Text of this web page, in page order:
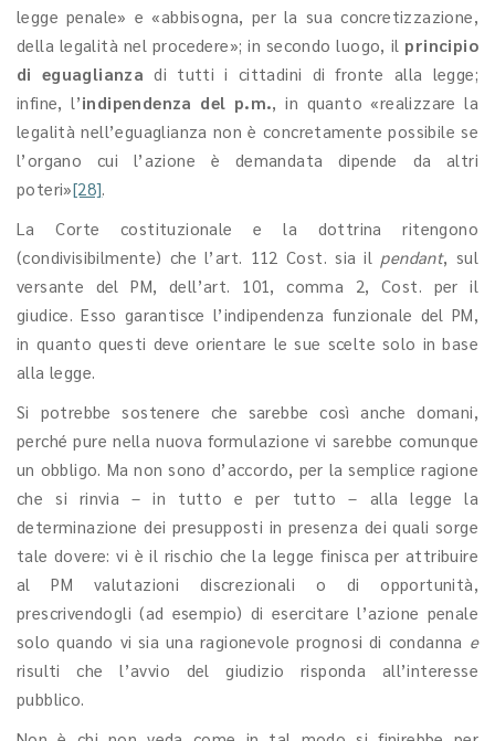
legge penale» e «abbisogna, per la sua concretizzazione,
della legalità nel procedere»; in secondo luogo, il principio
di eguaglianzadi tutti i cittadini di fronte alla legge;
infine, l’indipendenza del p.m., in quanto «realizzare la
legalità nell’eguaglianza non è concretamente possibile se
l’organo cui l’azione è demandata dipende da altri
poteri»[28].
La Corte costituzionale e la dottrina ritengono
(condivisibilmente) che l’art. 112 Cost. sia il pendant, sul
versante del PM, dell’art. 101, comma 2, Cost. per il
giudice. Esso garantisce l’indipendenza funzionale del PM,
in quanto questi deve orientare le sue scelte solo in base
alla legge.
Si potrebbe sostenere che sarebbe così anche domani,
perché pure nella nuova formulazione vi sarebbe comunque
un obbligo. Ma non sono d’accordo, per la semplice ragione
che si rinvia – in tutto e per tutto – alla legge la
determinazione dei presupposti in presenza dei quali sorge
tale dovere: vi è il rischio che la legge finisca per attribuire
al PM valutazioni discrezionali o di opportunità,
prescrivendogli (ad esempio) di esercitare l’azione penale
solo quando vi sia una ragionevole prognosi di condanna e
risulti che l’avvio del giudizio risponda all’interesse
pubblico.